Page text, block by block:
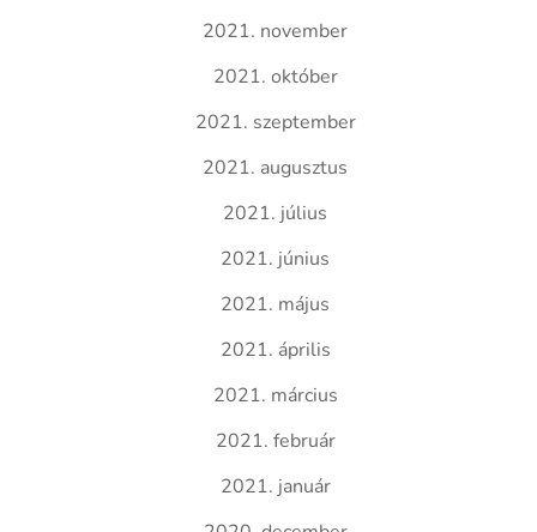
2021. november
2021. október
2021. szeptember
2021. augusztus
2021. július
2021. június
2021. május
2021. április
2021. március
2021. február
2021. január